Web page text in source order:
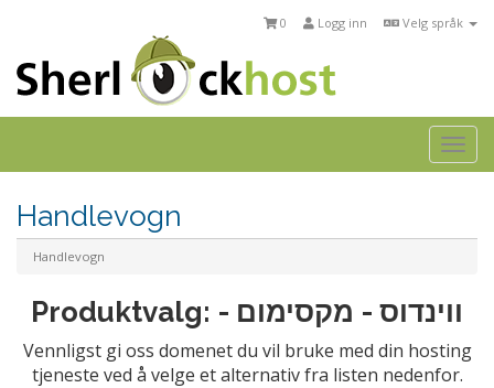
Velg språk
Logg inn
0
Handlevogn
Handlevogn
Produktvalg: - ווינדוס - מקסימום
Vennligst gi oss domenet du vil bruke med din hosting
tjeneste ved å velge et alternativ fra listen nedenfor.